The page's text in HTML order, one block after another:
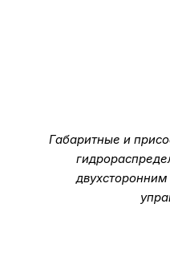
Габаритные и